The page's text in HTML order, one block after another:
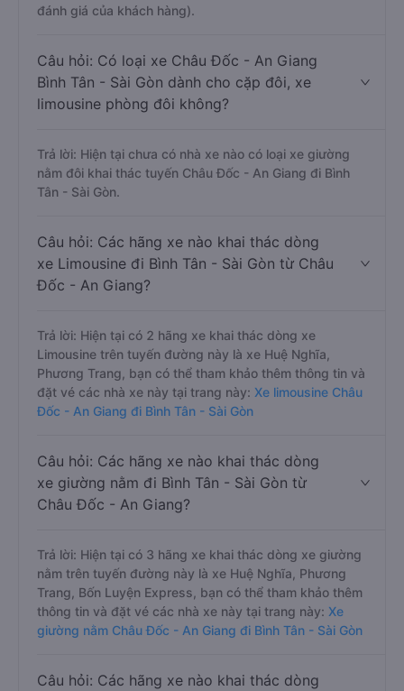
đánh giá của khách hàng).
Câu hỏi: Có loại xe Châu Đốc - An Giang
Bình Tân - Sài Gòn dành cho cặp đôi, xe
limousine phòng đôi không?
Trả lời: Hiện tại chưa có nhà xe nào có loại xe giường
nằm đôi khai thác tuyến Châu Đốc - An Giang đi Bình
Tân - Sài Gòn.
Câu hỏi: Các hãng xe nào khai thác dòng
xe Limousine đi Bình Tân - Sài Gòn từ Châu
Đốc - An Giang?
Trả lời: Hiện tại có 2 hãng xe khai thác dòng xe
Limousine trên tuyến đường này là xe Huệ Nghĩa,
Phương Trang, bạn có thể tham khảo thêm thông tin và
đặt vé các nhà xe này tại trang này: Xe limousine Châu
Đốc - An Giang đi Bình Tân - Sài Gòn
Câu hỏi: Các hãng xe nào khai thác dòng
xe giường nằm đi Bình Tân - Sài Gòn từ
Châu Đốc - An Giang?
Trả lời: Hiện tại có 3 hãng xe khai thác dòng xe giường
nằm trên tuyến đường này là xe Huệ Nghĩa, Phương
Trang, Bốn Luyện Express, bạn có thể tham khảo thêm
thông tin và đặt vé các nhà xe này tại trang này: Xe
giường nằm Châu Đốc - An Giang đi Bình Tân - Sài Gòn
Câu hỏi: Các hãng xe nào khai thác dòng